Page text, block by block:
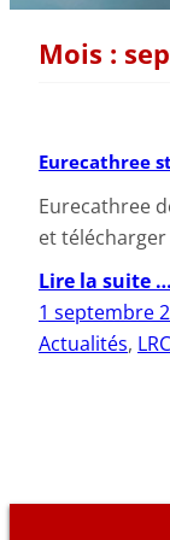
Mois :
Eurecathree
Eurecathree
et
Lire la suite …
1 septembre
Actualités, LRC